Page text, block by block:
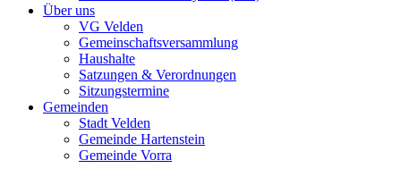
Über uns
VG Velden
Gemeinschaftsversammlung
Haushalte
Satzungen & Verordnungen
Sitzungstermine
Gemeinden
Stadt Velden
Gemeinde Hartenstein
Gemeinde Vorra